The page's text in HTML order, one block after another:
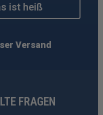
ist heiß
Versand
FRAGEN